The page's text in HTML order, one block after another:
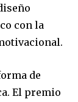
con la
de
. El premio